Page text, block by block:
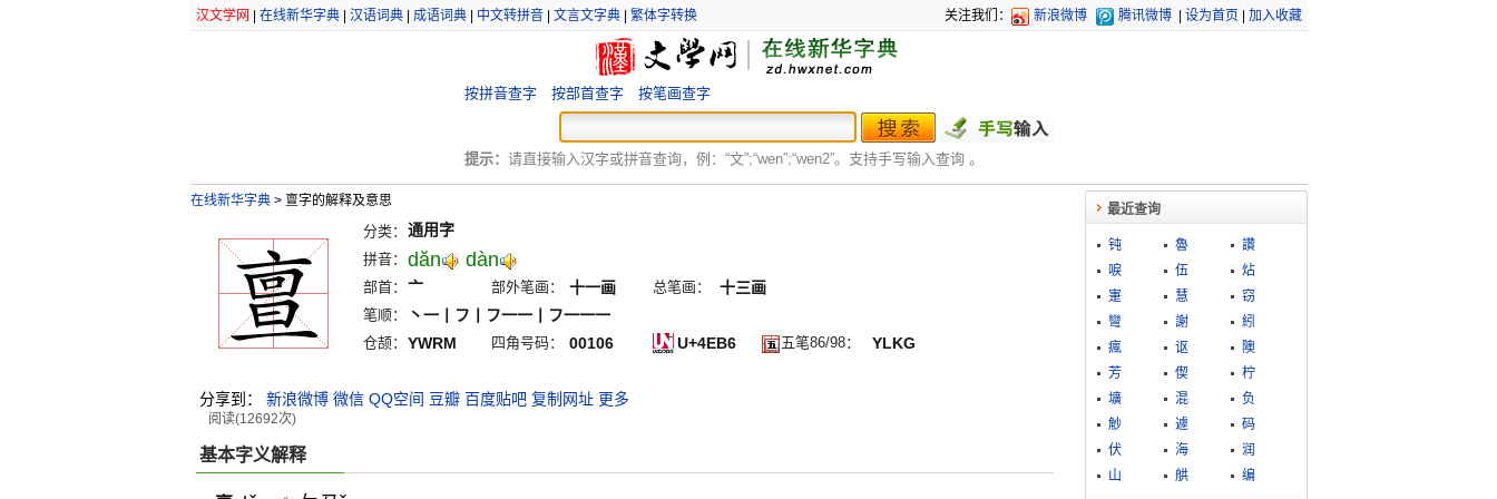
汉文学网 在线新华字典| 汉语词典| 成语词典| 中文转拼音| 文言文字典| 繁体字转换 关注我们： 新浪微博 腾讯微博 设为首页 加入收藏
按拼音查字 按部首查字 按笔画查字
提示： 请直接输入汉字或拼音查询，例：“文”;“wen”;“wen2”。支持手写输入查询 。
在线新华字典 >亶字的解释及意思
分类： 通用字
拼音： dăn dàn
部首： 亠 部外笔画： 十一画 总笔画： 十三画
笔顺： 丶一丨フ丨フ一一丨フ一一一
仓颉： YWRM 四角号码： 00106 U+4EB6 五笔86/98： YLKG
分享到： 新浪微博 微信 QQ空间 豆瓣 百度贴吧 复制网址 更多
阅读(12692次)
基本字义解释
最近查询
钝 魯
讚
唳
伍
炶
寁
慧
窃
彎
謝
紖
瘋
讴
隩
芳
偰
柠
壙
混
负
觘
遽
码
伏
海
润
山
舼 编